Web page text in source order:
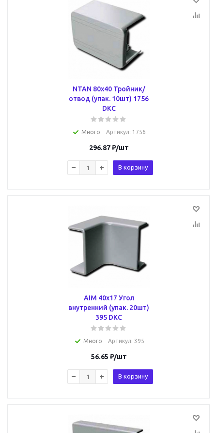
NTAN 80x40 Тройник/
отвод (упак. 10шт) 1756
DKC
Много Артикул: 1756
296.87₽/шт
В корзину
AIM 40x17 Угол
внутренний (упак. 20шт)
395 DKC
Много Артикул: 395
56.65 ₽/шт
В корзину